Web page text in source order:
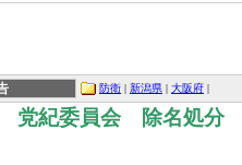
防衛 新潟県 大阪府
党紀委員会 除名処分